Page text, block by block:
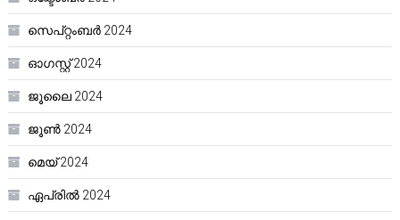
സെപ്റ്റംബർ 2024
ഓഗസ്റ്റ്‌ 2024
ജൂലൈ 2024
ജൂൺ 2024
മെയ്‌ 2024
ഏപ്രിൽ 2024